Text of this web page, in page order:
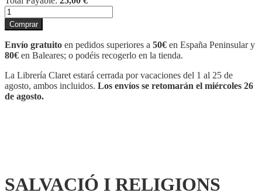
SALVACIÓ
I
RELIGIONS
cantidad
Comprar
Envío gratuito en pedidos superiores a 50€ en España Peninsular y
80€ en Baleares; o podéis recogerlo en la tienda.
La Librería Claret estará cerrada por vacaciones del 1 al 25 de
agosto, ambos incluidos. Los envíos se retomarán el miércoles 26
de agosto.
SALVACIÓ I RELIGIONS